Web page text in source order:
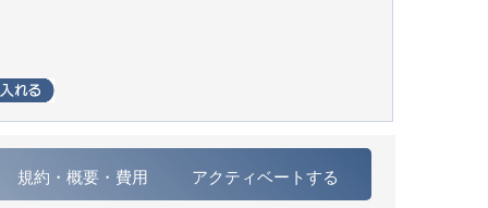
規約・概要・費用 アクティベートする